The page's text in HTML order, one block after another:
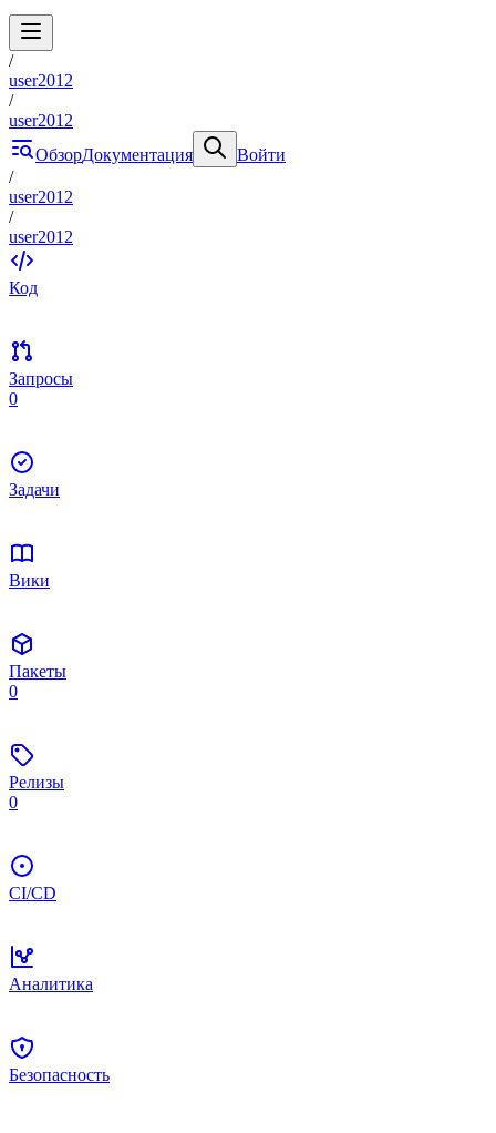
/
user2012
/
user2012
ОбзорДокументация
Войти
/
user2012
/
user2012
Код
Запросы
0
Задачи
Вики
Пакеты
0
Релизы
0
CI/CD
Аналитика
Безопасность